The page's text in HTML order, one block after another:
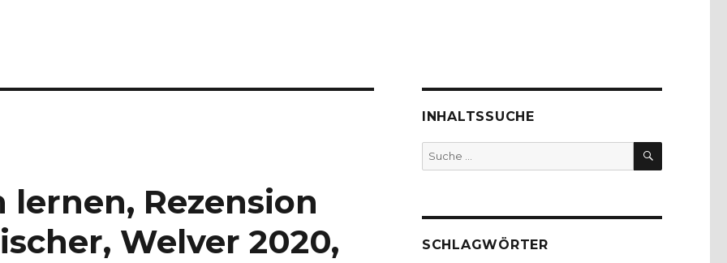
Rezension
Welver 2020,
INHALTSSUCHE
Suche
nach:
SUCHEN
SCHLAGWÖRTER